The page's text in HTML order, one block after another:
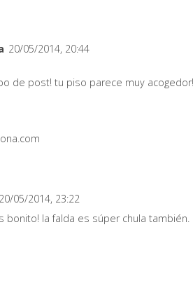
20/05/2014, 20:44
de post! tu piso parece muy acogedor!
20/05/2014, 23:22
bonito! la falda es súper chula también.